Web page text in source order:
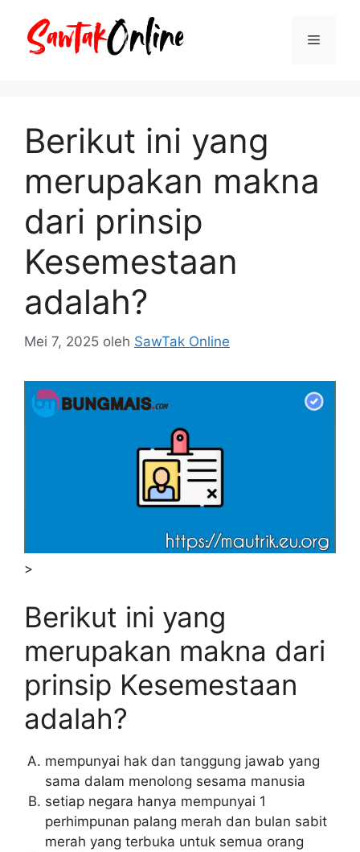
Menu
Berikut ini yang
merupakan makna
dari prinsip
Kesemestaan
adalah?
Mei 7, 2025 oleh SawTak Online
>
Berikut ini yang
merupakan makna dari
prinsip Kesemestaan
adalah?
mempunyai hak dan tanggung jawab yang
sama dalam menolong sesama manusia
setiap negara hanya mempunyai 1
perhimpunan palang merah dan bulan sabit
merah yang terbuka untuk semua orang